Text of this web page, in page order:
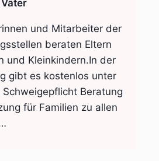
und Mitarbeiter der
beraten Eltern
und Kleinkindern.In der
gibt es kostenlos unter
Beratung
für Familien zu allen